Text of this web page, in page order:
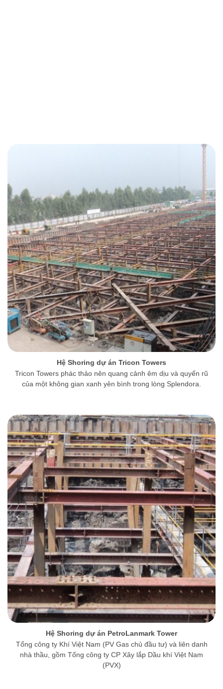
Hệ Shoring dự án Tricon Towers
Tricon Towers phác thảo nên quang cảnh êm dịu và quyến rũ
của một không gian xanh yên bình trong lòng Splendora.
Hệ Shoring dự án PetroLanmark Tower
Tổng công ty Khí Việt Nam (PV Gas chủ đầu tư) và liên danh
nhà thầu, gồm Tổng công ty CP Xây lắp Dầu khí Việt Nam
(PVX)